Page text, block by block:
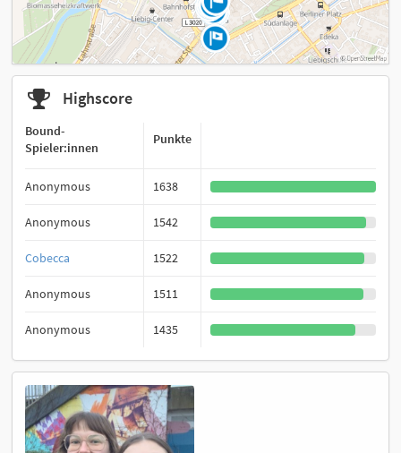
Highscore
Bound-
Spieler:innen
Punkte
Anonymous 1638
Anonymous 1542
Cobecca 1522
Anonymous 1511
Anonymous 1435